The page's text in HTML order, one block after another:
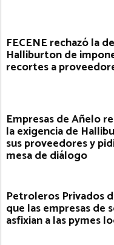
FECENE rechazó la
Halliburton de
recortes a
Empresas de Añelo
la exigencia de
sus proveedores y
mesa de diálogo
Petroleros Privados
que las empresas de
asfixian a las pymes